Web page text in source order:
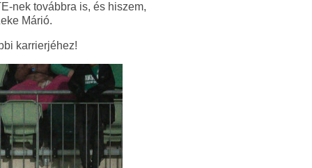
nek továbbra is, és hiszem,
Márió.
karrierjéhez!